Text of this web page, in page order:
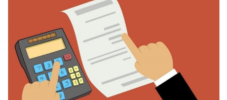
Смотреть проект